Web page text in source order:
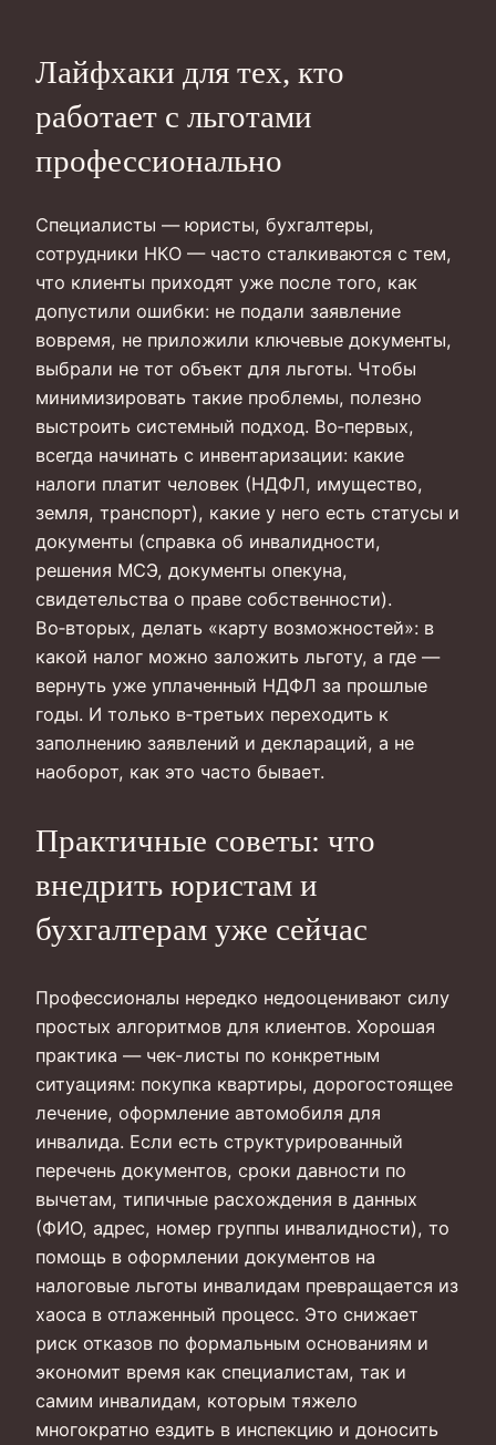
Лайфхаки для тех, кто
работает с льготами
профессионально
Специалисты — юристы, бухгалтеры,
сотрудники НКО — часто сталкиваются с тем,
что клиенты приходят уже после того, как
допустили ошибки: не подали заявление
вовремя, не приложили ключевые документы,
выбрали не тот объект для льготы. Чтобы
минимизировать такие проблемы, полезно
выстроить системный подход. Во‑первых,
всегда начинать с инвентаризации: какие
налоги платит человек (НДФЛ, имущество,
земля, транспорт), какие у него есть статусы и
документы (справка об инвалидности,
решения МСЭ, документы опекуна,
свидетельства о праве собственности).
Во‑вторых, делать «карту возможностей»: в
какой налог можно заложить льготу, а где —
вернуть уже уплаченный НДФЛ за прошлые
годы. И только в‑третьих переходить к
заполнению заявлений и деклараций, а не
наоборот, как это часто бывает.
Практичные советы: что
внедрить юристам и
бухгалтерам уже сейчас
Профессионалы нередко недооценивают силу
простых алгоритмов для клиентов. Хорошая
практика — чек-листы по конкретным
ситуациям: покупка квартиры, дорогостоящее
лечение, оформление автомобиля для
инвалида. Если есть структурированный
перечень документов, сроки давности по
вычетам, типичные расхождения в данных
(ФИО, адрес, номер группы инвалидности), то
помощь в оформлении документов на
налоговые льготы инвалидам превращается из
хаоса в отлаженный процесс. Это снижает
риск отказов по формальным основаниям и
экономит время как специалистам, так и
самим инвалидам, которым тяжело
многократно ездить в инспекцию и доносить